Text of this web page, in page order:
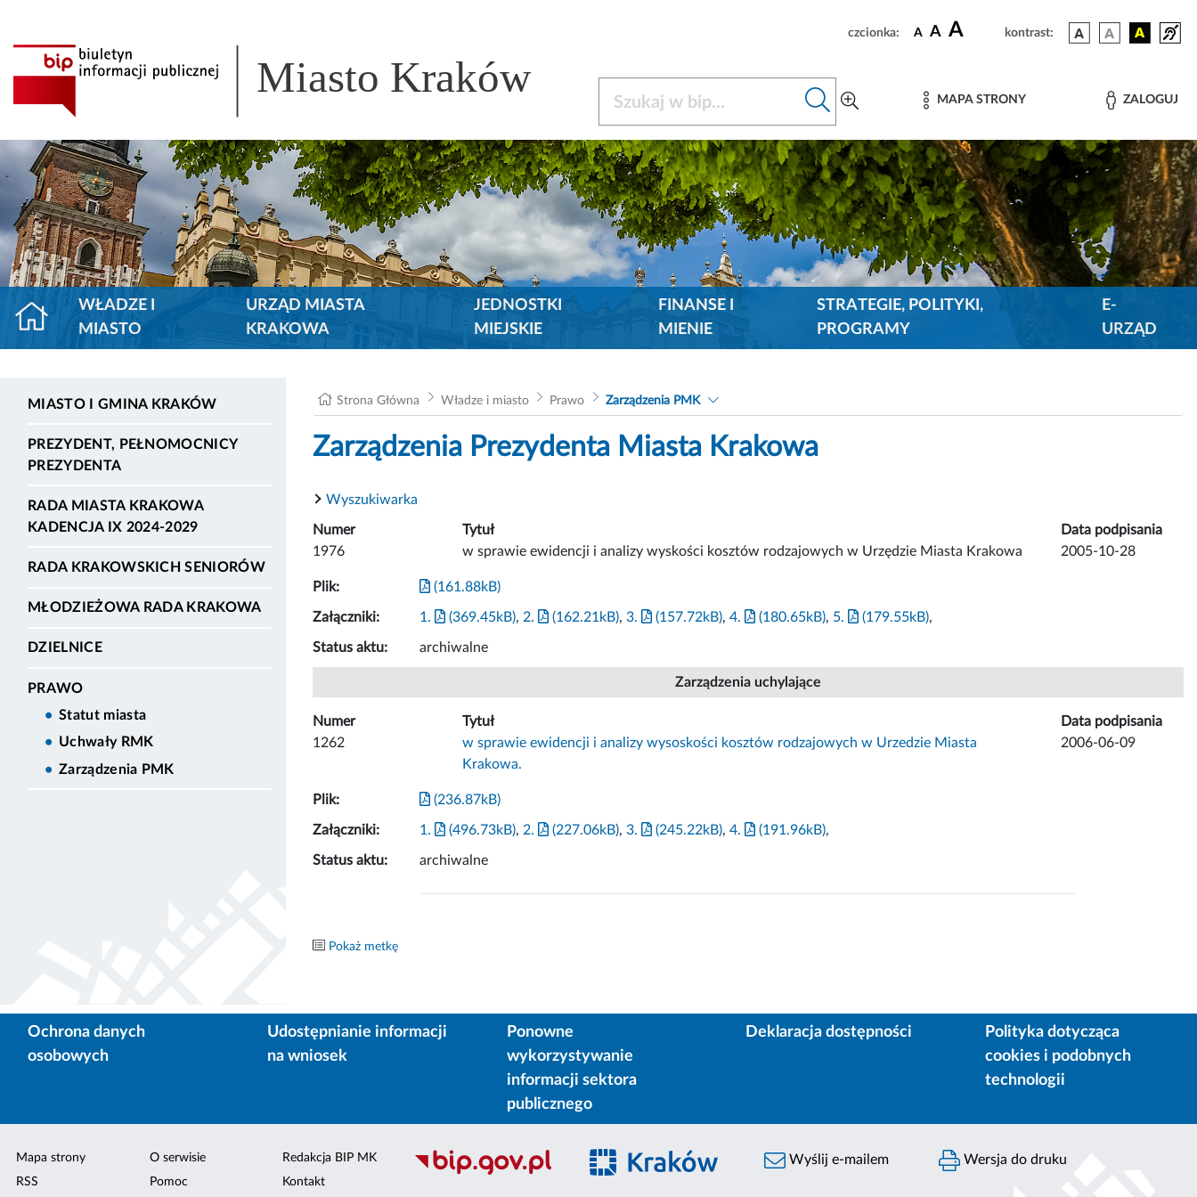
czcionka: A A A kontrast:
Miasto Kraków MAPA STRONY ZALOGUJ
WŁADZE I
MIASTO
URZĄD MIASTA
KRAKOWA
JEDNOSTKI
MIEJSKIE
FINANSE I
MIENIE
STRATEGIE, POLITYKI,
PROGRAMY
E-
URZĄD
MIASTO I GMINA KRAKÓW
PREZYDENT, PEŁNOMOCNICY
PREZYDENTA
RADA MIASTA KRAKOWA
KADENCJA IX 2024-2029
RADA KRAKOWSKICH SENIORÓW
MŁODZIEŻOWA RADA KRAKOWA
DZIELNICE
PRAWO
Statut miasta
Uchwały RMK
Zarządzenia PMK
Strona Główna Władze i miasto Prawo Zarządzenia PMK
Zarządzenia Prezydenta Miasta Krakowa
Wyszukiwarka
Numer Tytuł
Data podpisania
1976
w sprawie ewidencji i analizy wyskości kosztów rodzajowych w Urzędzie Miasta Krakowa 2005-10-28
Plik: (161.88kB)
Załączniki: 1. (369.45kB), 2. (162.21kB), 3. (157.72kB), 4. (180.65kB), 5. (179.55kB),
Status aktu: archiwalne
Zarządzenia uchylające
Numer Tytuł
Data podpisania
1262
w sprawie ewidencji i analizy wysoskości kosztów rodzajowych w Urzedzie Miasta
Krakowa.
2006-06-09
Plik: (236.87kB)
Załączniki: 1. (496.73kB), 2. (227.06kB), 3. (245.22kB), 4. (191.96kB),
Status aktu: archiwalne
Pokaż metkę
Ochrona danych
osobowych
Udostępnianie informacji
na wniosek
Ponowne
wykorzystywanie
informacji sektora
publicznego
Deklaracja dostępności
Polityka dotycząca
cookies i podobnych
technologii
Mapa strony
RSS
O serwisie
Pomoc
Redakcja BIP MK
Kontakt
Wyślij e-mailem Wersja do druku